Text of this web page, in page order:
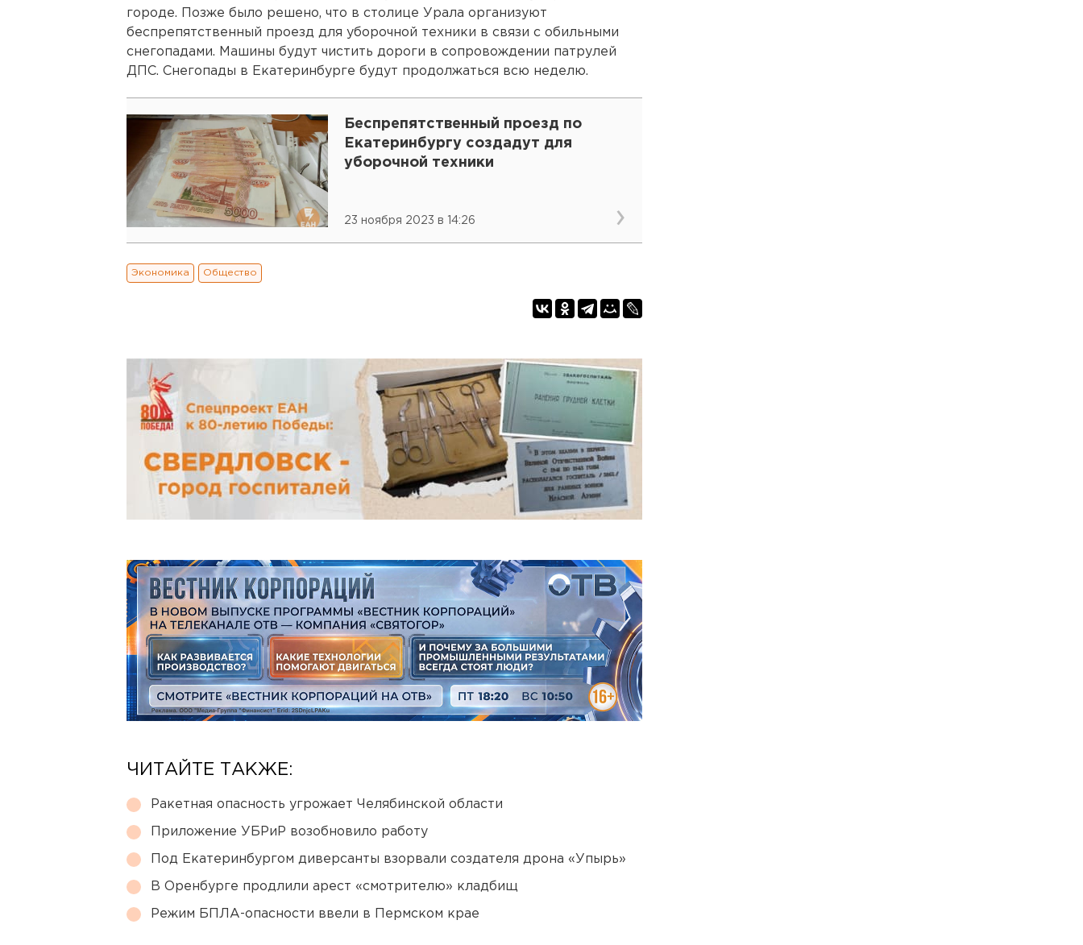
городе. Позже было решено, что в столице Урала организуют
беспрепятственный проезд для уборочной техники в связи с обильными
снегопадами. Машины будут чистить дороги в сопровождении патрулей
ДПС. Снегопады в Екатеринбурге будут продолжаться всю неделю.
Беспрепятственный проезд по
Екатеринбургу создадут для
уборочной техники
23 ноября 2023 в 14:26
Экономика Общество
ЧИТАЙТЕ ТАКЖЕ:
Ракетная опасность угрожает Челябинской области
Приложение УБРиР возобновило работу
Под Екатеринбургом диверсанты взорвали создателя дрона «Упырь»
В Оренбурге продлили арест «смотрителю» кладбищ
Режим БПЛА-опасности ввели в Пермском крае